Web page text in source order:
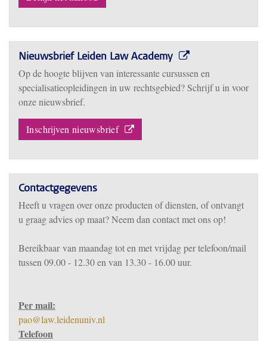
Nieuwsbrief Leiden Law Academy
Op de hoogte blijven van interessante cursussen en
specialisatieopleidingen in uw rechtsgebied? Schrijf u in voor
onze nieuwsbrief.
Inschrijven nieuwsbrief
Contactgegevens
Heeft u vragen over onze producten of diensten, of ontvangt
u graag advies op maat? Neem dan contact met ons op!
Bereikbaarvan maandag tot en met vrijdag per telefoon/mail
tussen 09.00 - 12.30 en van 13.30 - 16.00 uur.
Per mail:
pao@law.leidenuniv.nl
Telefoon